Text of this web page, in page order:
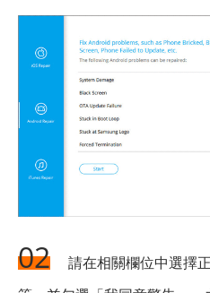
02
請在相關欄位中選擇